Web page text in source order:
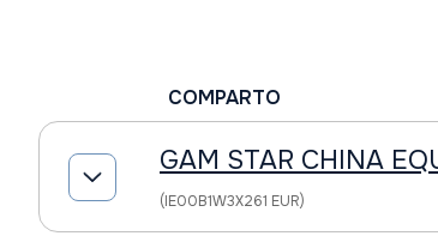
COMPARTO
GAM STAR CHINA
(IE00B1W3X261 EUR)